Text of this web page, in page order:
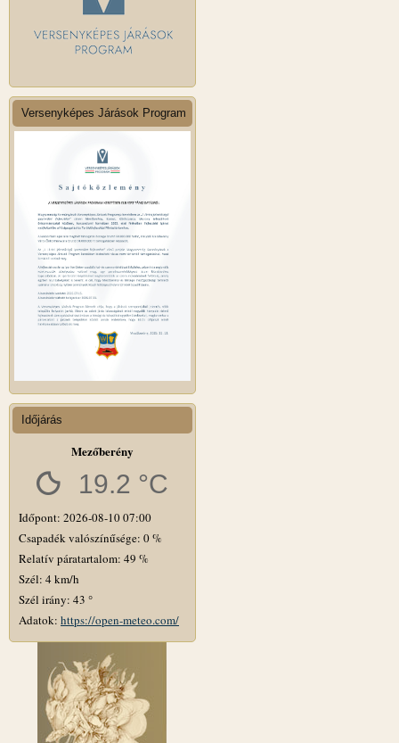
Versenyképes Járások Program
Időjárás
Mezőberény
19.2 °C
Időpont: 2026-08-10 07:00
Csapadék valószínűsége: 0 %
Relatív páratartalom: 49 %
Szél: 4 km/h
Szél irány: 43 °
Adatok: https://open-meteo.com/